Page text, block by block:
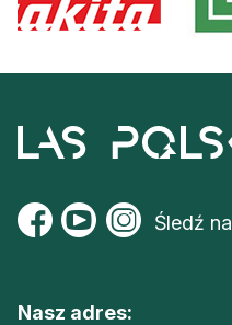
Śledź
Nasz adres: